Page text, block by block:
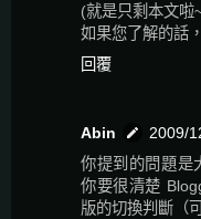
(就是只剩本文啦
如果您了解的話
回覆
Abin
2009/
你提到的問題是
你要很清楚
版的切換判斷（